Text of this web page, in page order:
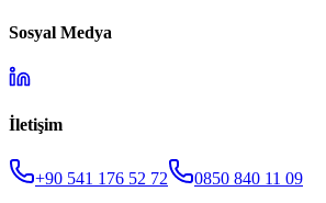
Sosyal Medya
İletişim
+90 541 176 52 72 0850 840 11 09